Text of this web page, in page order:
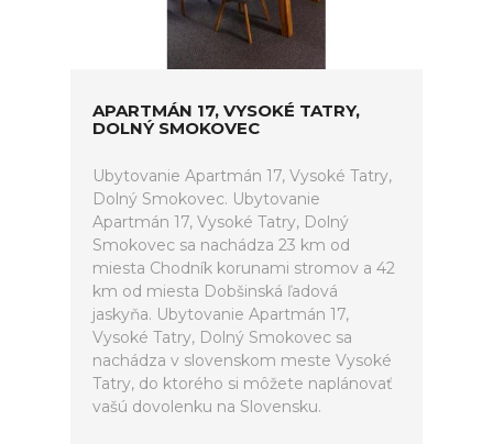
APARTMÁN 17, VYSOKÉ TATRY,
DOLNÝ SMOKOVEC
Ubytovanie Apartmán 17, Vysoké Tatry,
Dolný Smokovec. Ubytovanie
Apartmán 17, Vysoké Tatry, Dolný
Smokovec sa nachádza 23 km od
miesta Chodník korunami stromov a 42
km od miesta Dobšinská ľadová
jaskyňa. Ubytovanie Apartmán 17,
Vysoké Tatry, Dolný Smokovec sa
nachádza v slovenskom meste Vysoké
Tatry, do ktorého si môžete naplánovať
vašú dovolenku na Slovensku.